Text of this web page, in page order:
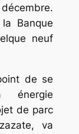
Banque
neuf
de se
énergie
de parc
va